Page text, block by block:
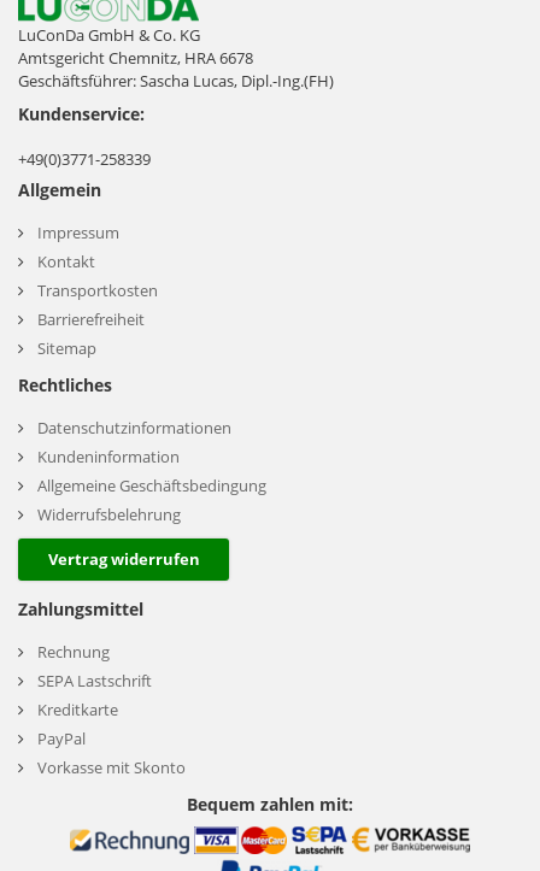
LuConDa GmbH & Co. KG
Amtsgericht Chemnitz, HRA 6678
Geschäftsführer: Sascha Lucas, Dipl.-Ing.(FH)
Kundenservice:
+49(0)3771-258339
Allgemein
Impressum
Kontakt
Transportkosten
Barrierefreiheit
Sitemap
Rechtliches
Datenschutzinformationen
Kundeninformation
Allgemeine Geschäftsbedingung
Widerrufsbelehrung
Vertrag widerrufen
Zahlungsmittel
Rechnung
SEPA Lastschrift
Kreditkarte
PayPal
Vorkasse mit Skonto
Bequem zahlen mit: